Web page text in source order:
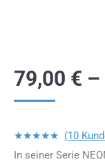
79,00 € –
★★★★★ (10
In seiner Serie